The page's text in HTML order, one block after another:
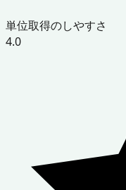
単位取得のしやすさ
4.0